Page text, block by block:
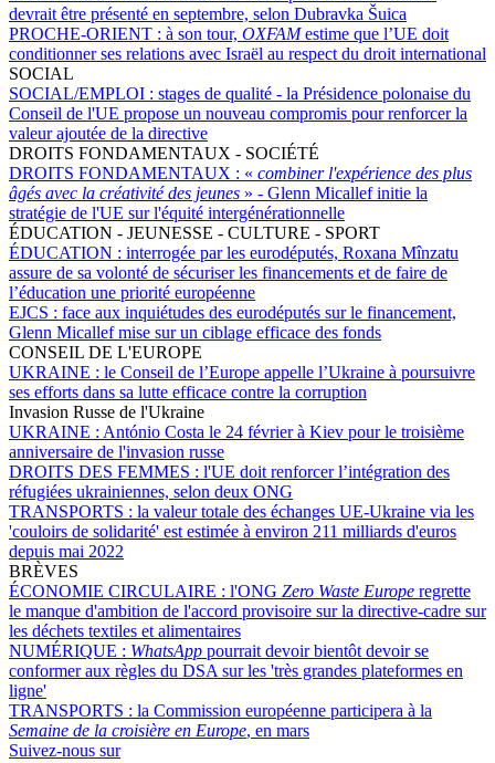
devrait être présenté en septembre, selon Dubravka Šuica
PROCHE-ORIENT : à son tour, OXFAMestime que l’UE doit
conditionner ses relations avec Israël au respect du droit international
SOCIAL
SOCIAL/EMPLOI : stages de qualité - la Présidence polonaise du
Conseil de l'UE propose un nouveau compromis pour renforcer la
valeur ajoutée de la directive
DROITS FONDAMENTAUX - SOCIÉTÉ
DROITS FONDAMENTAUX : « combiner l'expérience des plus
âgés avec la créativité des jeunes » - Glenn Micallef initie la
stratégie de l'UE sur l'équité intergénérationnelle
ÉDUCATION - JEUNESSE - CULTURE - SPORT
ÉDUCATION : interrogée par les eurodéputés, Roxana Mînzatu
assure de sa volonté de sécuriser les financements et de faire de
l’éducation une priorité européenne
EJCS : face aux inquiétudes des eurodéputés sur le financement,
Glenn Micallef mise sur un ciblage efficace des fonds
CONSEIL DE L'EUROPE
UKRAINE : le Conseil de l’Europe appelle l’Ukraine à poursuivre
ses efforts dans sa lutte efficace contre la corruption
Invasion Russe de l'Ukraine
UKRAINE : António Costa le 24 février à Kiev pour le troisième
anniversaire de l'invasion russe
DROITS DES FEMMES : l'UE doit renforcer l’intégration des
réfugiées ukrainiennes, selon deux ONG
TRANSPORTS : la valeur totale des échanges UE-Ukraine via les
'couloirs de solidarité' est estimée à environ 211 milliards d'euros
depuis mai 2022
BRÈVES
ÉCONOMIE CIRCULAIRE : l'ONG Zero Waste Europe regrette
le manque d'ambition de l'accord provisoire sur la directive-cadre sur
les déchets textiles et alimentaires
NUMÉRIQUE : WhatsApp pourrait devoir bientôt devoir se
conformer aux règles du DSA sur les 'très grandes plateformes en
ligne'
TRANSPORTS : la Commission européenne participera à la
Semaine de la croisière en Europe, en mars
Suivez-nous sur